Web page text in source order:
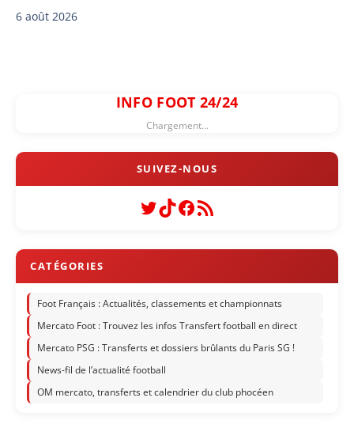
6 août 2026
INFO FOOT 24/24
Chargement...
Twitter
TikTok
Facebook
Flux RSS
Foot Français : Actualités, classements et championnats
Mercato Foot : Trouvez les infos Transfert football en direct
Mercato PSG : Transferts et dossiers brûlants du Paris SG !
News-fil de l’actualité football
OM mercato, transferts et calendrier du club phocéen